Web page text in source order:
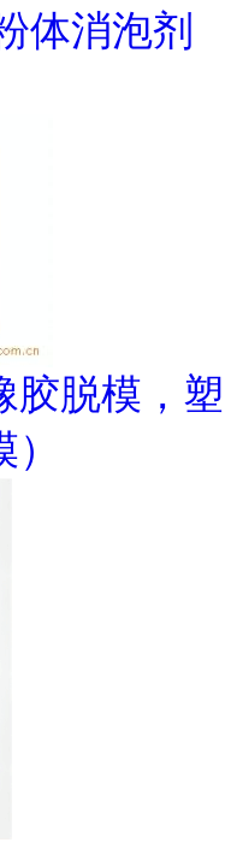
体消泡剂
胶脱模，塑